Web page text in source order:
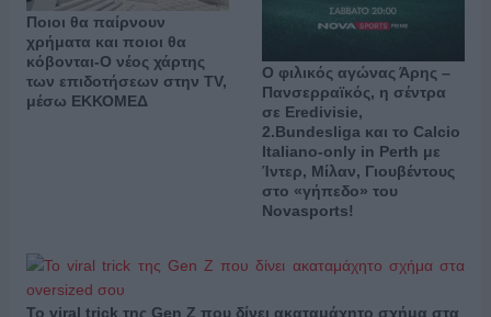
Ποιοι θα παίρνουν
χρήματα και ποιοι θα
κόβονται-Ο νέος χάρτης
των επιδοτήσεων στην TV,
μέσω ΕΚΚΟΜΕΔ
Ο φιλικός αγώνας Άρης –
Πανσερραϊκός, η σέντρα
σε Eredivisie,
2.Bundesliga και το Calcio
Italiano-only in Perth με
Ίντερ, Μίλαν, Γιουβέντους
στο «γήπεδο» του
Novasports!
Το viral trick της Gen Z που δίνει ακαταμάχητο σχήμα στα